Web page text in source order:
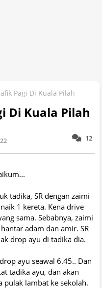
Pagi Di Kuala Pilah
Di Kuala Pilah
12
tadika, SR dengan zaimi
1 kereta. Kena drive
sama. Sebabnya, zaimi
adam dan amir. SR
drop ayu di tadika dia.
ayu seawal 6.45.. Dan
tadika ayu, dan akan
pulak lambat ke sekolah.